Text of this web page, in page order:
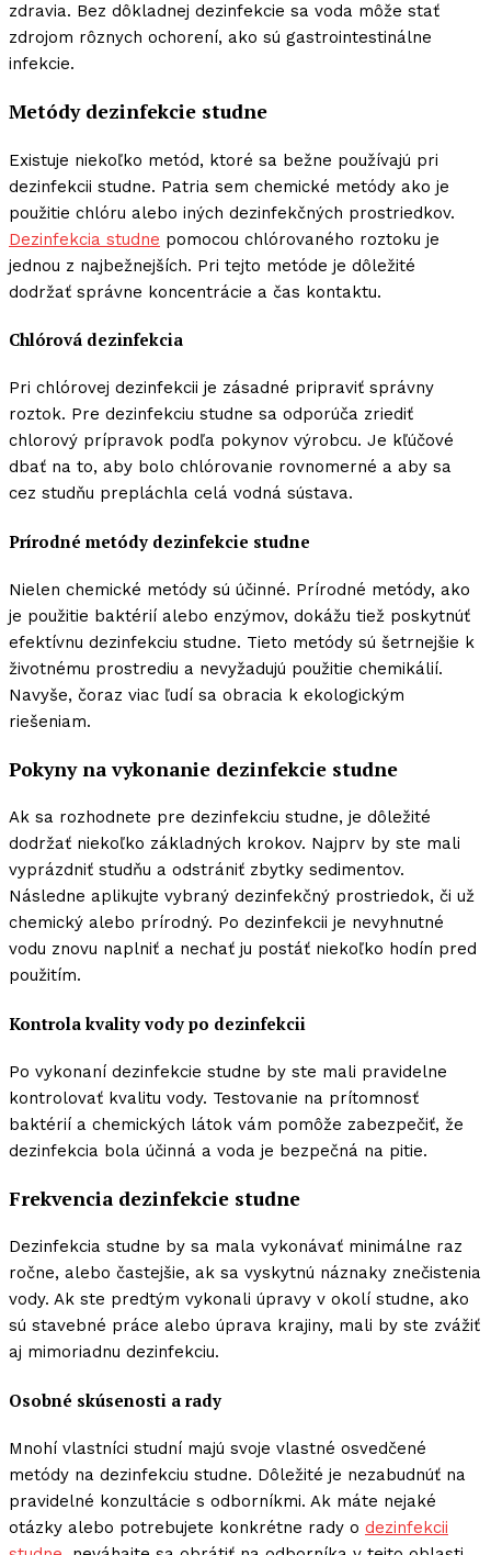
zdravia. Bez dôkladnej dezinfekcie sa voda môže stať
zdrojom rôznych ochorení, ako sú gastrointestinálne
infekcie.
Metódy dezinfekcie studne
Existuje niekoľko metód, ktoré sa bežne používajú pri
dezinfekcii studne. Patria sem chemické metódy ako je
použitie chlóru alebo iných dezinfekčných prostriedkov.
Dezinfekcia studne pomocou chlórovaného roztoku je
jednou z najbežnejších. Pri tejto metóde je dôležité
dodržať správne koncentrácie a čas kontaktu.
Chlórová dezinfekcia
Pri chlórovej dezinfekcii je zásadné pripraviť správny
roztok. Pre dezinfekciu studne sa odporúča zriediť
chlorový prípravok podľa pokynov výrobcu. Je kľúčové
dbať na to, aby bolo chlórovanie rovnomerné a aby sa
cez studňu prepláchla celá vodná sústava.
Prírodné metódy dezinfekcie studne
Nielen chemické metódy sú účinné. Prírodné metódy, ako
je použitie baktérií alebo enzýmov, dokážu tiež poskytnúť
efektívnu dezinfekciu studne. Tieto metódy sú šetrnejšie k
životnému prostrediu a nevyžadujú použitie chemikálií.
Navyše, čoraz viac ľudí sa obracia k ekologickým
riešeniam.
Pokyny na vykonanie dezinfekcie studne
Ak sa rozhodnete pre dezinfekciu studne, je dôležité
dodržať niekoľko základných krokov. Najprv by ste mali
vyprázdniť studňu a odstrániť zbytky sedimentov.
Následne aplikujte vybraný dezinfekčný prostriedok, či už
chemický alebo prírodný. Po dezinfekcii je nevyhnutné
vodu znovu naplniť a nechať ju postáť niekoľko hodín pred
použitím.
Kontrola kvality vody po dezinfekcii
Po vykonaní dezinfekcie studne by ste mali pravidelne
kontrolovať kvalitu vody. Testovanie na prítomnosť
baktérií a chemických látok vám pomôže zabezpečiť, že
dezinfekcia bola účinná a voda je bezpečná na pitie.
Frekvencia dezinfekcie studne
Dezinfekcia studne by sa mala vykonávať minimálne raz
ročne, alebo častejšie, ak sa vyskytnú náznaky znečistenia
vody. Ak ste predtým vykonali úpravy v okolí studne, ako
sú stavebné práce alebo úprava krajiny, mali by ste zvážiť
aj mimoriadnu dezinfekciu.
Osobné skúsenosti a rady
Mnohí vlastníci studní majú svoje vlastné osvedčené
metódy na dezinfekciu studne. Dôležité je nezabudnúť na
pravidelné konzultácie s odborníkmi. Ak máte nejaké
otázky alebo potrebujete konkrétne rady o dezinfekcii